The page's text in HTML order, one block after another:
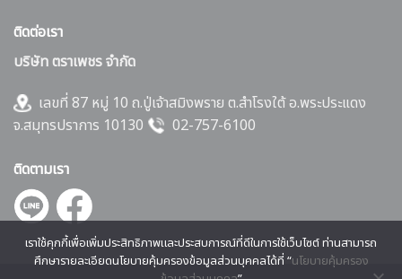
ติดต่อเรา
บริษัท ตราเพชร จำกัด
เลขที่ 87 หมู่ 10 ถ.ปู่เจ้าสมิงพราย ต.สำโรงใต้ อ.พระประแดง
จ.สมุทรปราการ 10130
02-757-6100
ติดตามเรา
เราใช้คุกกี้เพื่อเพิ่มประสิทธิภาพและประสบการณ์ที่ดีในการใช้เว็บไซต์ ท่านสามารถ
ศึกษารายละเอียดนโยบายคุ้มครองข้อมูลส่วนบุคคลได้ที่ “นโยบายคุ้มครอง